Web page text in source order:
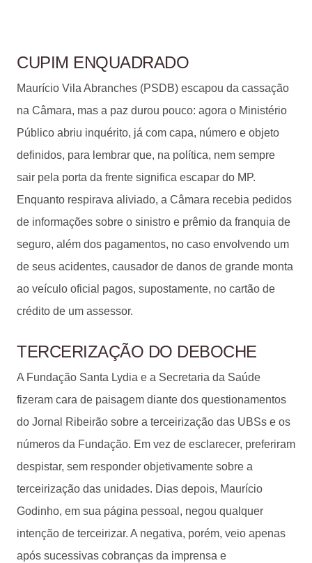
CUPIM ENQUADRADO
Maurício Vila Abranches (PSDB) escapou da cassação
na Câmara, mas a paz durou pouco: agora o Ministério
Público abriu inquérito, já com capa, número e objeto
definidos, para lembrar que, na política, nem sempre
sair pela porta da frente significa escapar do MP.
Enquanto respirava aliviado, a Câmara recebia pedidos
de informações sobre o sinistro e prêmio da franquia de
seguro, além dos pagamentos, no caso envolvendo um
de seus acidentes, causador de danos de grande monta
ao veículo oficial pagos, supostamente, no cartão de
crédito de um assessor.
TERCERIZAÇÃO DO DEBOCHE
A Fundação Santa Lydia e a Secretaria da Saúde
fizeram cara de paisagem diante dos questionamentos
do Jornal Ribeirão sobre a terceirização das UBSs e os
números da Fundação. Em vez de esclarecer, preferiram
despistar, sem responder objetivamente sobre a
terceirização das unidades. Dias depois, Maurício
Godinho, em sua página pessoal, negou qualquer
intenção de terceirizar. A negativa, porém, veio apenas
após sucessivas cobranças da imprensa e